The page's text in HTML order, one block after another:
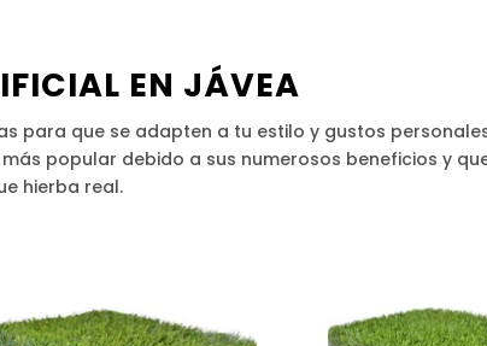
EN JÁVEA
para que se adapten a tu estilo y gustos
popular debido a sus numerosos beneficios y
hierba real.